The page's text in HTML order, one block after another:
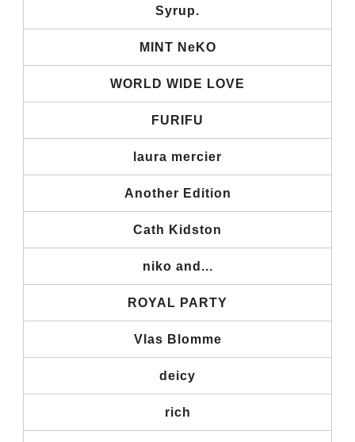
Syrup.
MINT NeKO
WORLD WIDE LOVE
FURIFU
laura mercier
Another Edition
Cath Kidston
niko and...
ROYAL PARTY
Vlas Blomme
deicy
rich